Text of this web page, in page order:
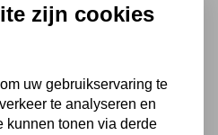
doorslijpschijf
BTW
zijn cookies
uw gebruikservaring te
te analyseren en
kunnen tonen via derde